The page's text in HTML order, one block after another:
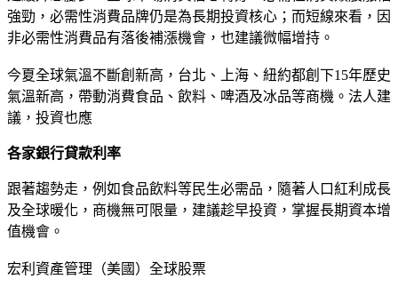
強勁，必需性消費品牌仍是為長期投資核心；而短線來看，因
非必需性消費品有落後補漲機會，也建議微幅增持。
今夏全球氣溫不斷創新高，台北、上海、紐約都創下15年歷史
氣溫新高，帶動消費食品、飲料、啤酒及冰品等商機。法人建
議，投資也應
各家銀行貸款利率
跟著趨勢走，例如食品飲料等民生必需品，隨著人口紅利成長
及全球暖化，商機無可限量，建議趁早投資，掌握長期資本增
值機會。
宏利資產管理（美國）全球股票